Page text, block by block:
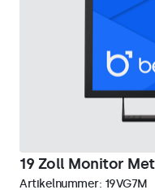
19 Zoll Monitor
Artikelnummer: 19VG7M